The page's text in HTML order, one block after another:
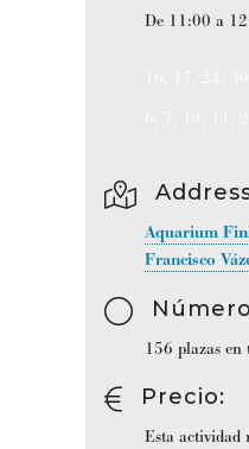
De 11:00 a
Aquarium
Francisco
156 plazas
Precio:
Esta actividad